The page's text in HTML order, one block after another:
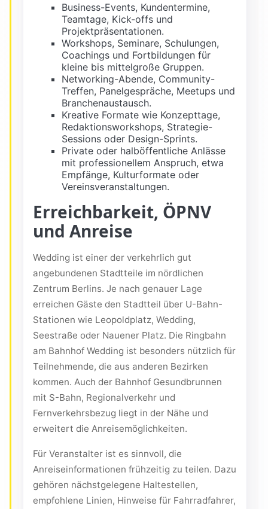
Business-Events, Kundentermine,
Teamtage, Kick-offs und
Projektpräsentationen.
Workshops, Seminare, Schulungen,
Coachings und Fortbildungen für
kleine bis mittelgroße Gruppen.
Networking-Abende, Community-
Treffen, Panelgespräche, Meetups und
Branchenaustausch.
Kreative Formate wie Konzepttage,
Redaktionsworkshops, Strategie-
Sessions oder Design-Sprints.
Private oder halböffentliche Anlässe
mit professionellem Anspruch, etwa
Empfänge, Kulturformate oder
Vereinsveranstaltungen.
Erreichbarkeit, ÖPNV
und Anreise
Wedding ist einer der verkehrlich gut
angebundenen Stadtteile im nördlichen
Zentrum Berlins. Je nach genauer Lage
erreichen Gäste den Stadtteil über U-Bahn-
Stationen wie Leopoldplatz, Wedding,
Seestraße oder Nauener Platz. Die Ringbahn
am Bahnhof Wedding ist besonders nützlich für
Teilnehmende, die aus anderen Bezirken
kommen. Auch der Bahnhof Gesundbrunnen
mit S-Bahn, Regionalverkehr und
Fernverkehrsbezug liegt in der Nähe und
erweitert die Anreisemöglichkeiten.
Für Veranstalter ist es sinnvoll, die
Anreiseinformationen frühzeitig zu teilen. Dazu
gehören nächstgelegene Haltestellen,
empfohlene Linien, Hinweise für Fahrradfahrer,